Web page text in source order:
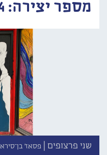
מספר יצירה: #7284
שני פרצופים | פסאז' בן־סירא 3, ירושלים //